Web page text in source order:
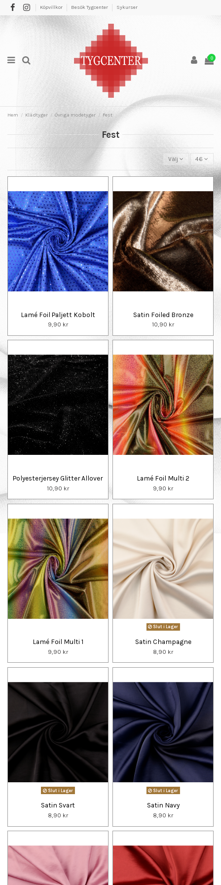
Köpvillkor Besök Tygcenter Sykurser
0
Hem Klädtyger Övriga modetyger Fest
Fest
Välj 46
Lamé Foil Paljett Kobolt
9,90 kr
Satin Foiled Bronze
10,90 kr
Polyesterjersey Glitter Allover
10,90 kr
Lamé Foil Multi 2
9,90 kr
Lamé Foil Multi 1
9,90 kr
Slut i Lager
Satin Champagne
8,90 kr
Slut i Lager
Satin Svart
8,90 kr
Slut i Lager
Satin Navy
8,90 kr